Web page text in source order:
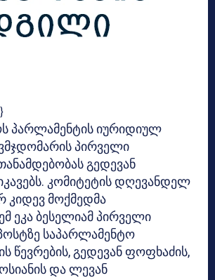
პარლამენტის იურიდიულ
პირველი
გედევან
კომიტეტის დღევანდელ
კიდევ მოქმედმა
ეკა ბესელიამ პირველი
საპარლამენტო
წევრების, გედევან ფოფხაძის,
და ლევან